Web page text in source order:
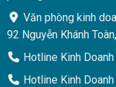
Văn phòng kinh
92 Nguyễn Khánh
Hotline Kinh
Hotline Kinh